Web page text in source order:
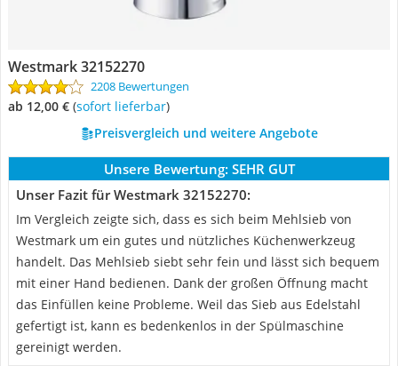
Westmark 32152270
2208 Bewertungen
ab 12,00 € ( Sofort lieferbar)
Preisvergleich und weitere Angebote
Unsere Bewertung: SEHR GUT
Unser Fazit für Westmark 32152270:
Im Vergleich zeigte sich, dass es sich beim Mehlsieb von
Westmark um ein gutes und nützliches Küchenwerkzeug
handelt. Das Mehlsieb siebt sehr fein und lässt sich bequem
mit einer Hand bedienen. Dank der großen Öffnung macht
das Einfüllen keine Probleme. Weil das Sieb aus Edelstahl
gefertigt ist, kann es bedenkenlos in der Spülmaschine
gereinigt werden.